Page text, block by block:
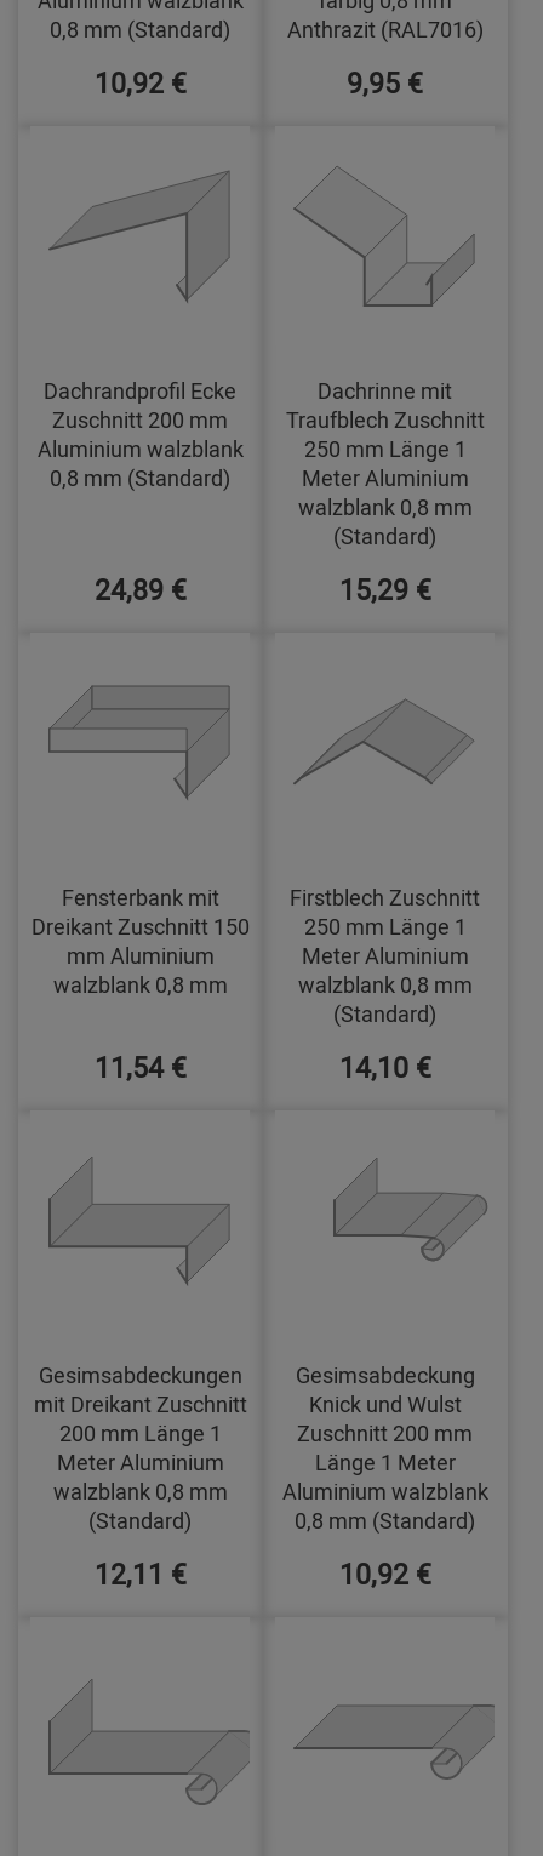
0,8 mm (Standard)
10,92 €
Anthrazit (RAL7016)
9,95 €
Dachrandprofil Ecke
Zuschnitt 200 mm
Aluminium walzblank
0,8 mm (Standard)
24,89 €
Dachrinne mit
Traufblech Zuschnitt
250 mm Länge 1
Meter Aluminium
walzblank 0,8 mm
(Standard)
15,29 €
Fensterbank mit
Dreikant Zuschnitt 150
mm Aluminium
walzblank 0,8 mm
11,54 €
Firstblech Zuschnitt
250 mm Länge 1
Meter Aluminium
walzblank 0,8 mm
(Standard)
14,10 €
Gesimsabdeckungen
mit Dreikant Zuschnitt
200 mm Länge 1
Meter Aluminium
walzblank 0,8 mm
(Standard)
12,11 €
Gesimsabdeckung
Knick und Wulst
Zuschnitt 200 mm
Länge 1 Meter
Aluminium walzblank
0,8 mm (Standard)
10,92 €